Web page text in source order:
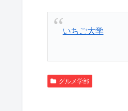
いちご大学
グルメ学部